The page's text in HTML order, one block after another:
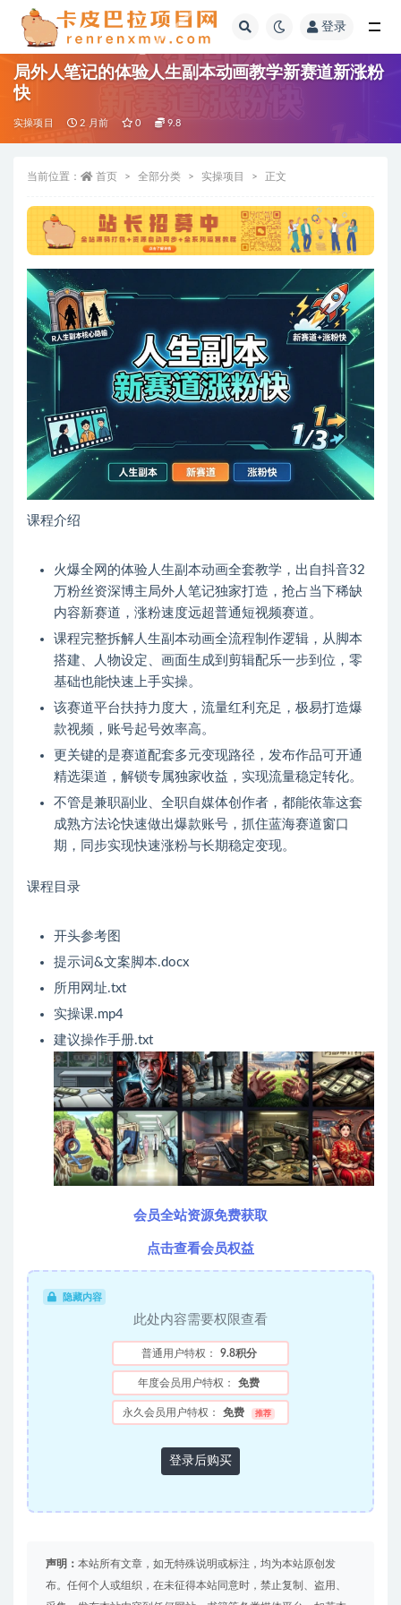
登录
局外人笔记的体验人生副本动画教学新赛道新涨粉
快
实操项目 2 月前 0 9.8
当前位置： 首页 全部分类 实操项目 正文
课程介绍
火爆全网的体验人生副本动画全套教学，出自抖音32
万粉丝资深博主局外人笔记独家打造，抢占当下稀缺
内容新赛道，涨粉速度远超普通短视频赛道。
课程完整拆解人生副本动画全流程制作逻辑，从脚本
搭建、人物设定、画面生成到剪辑配乐一步到位，零
基础也能快速上手实操。
该赛道平台扶持力度大，流量红利充足，极易打造爆
款视频，账号起号效率高。
更关键的是赛道配套多元变现路径，发布作品可开通
精选渠道，解锁专属独家收益，实现流量稳定转化。
不管是兼职副业、全职自媒体创作者，都能依靠这套
成熟方法论快速做出爆款账号，抓住蓝海赛道窗口
期，同步实现快速涨粉与长期稳定变现。
课程目录
开头参考图
提示词&文案脚本.docx
所用网址.txt
实操课.mp4
建议操作手册.txt
会员全站资源免费获取
点击查看会员权益
隐藏内容
此处内容需要权限查看
普通用户特权： 9.8积分
年度会员用户特权： 免费
永久会员用户特权： 免费 推荐
登录后购买
声明： 本站所有文章，如无特殊说明或标注，均为本站原创发
布。任何个人或组织，在未征得本站同意时，禁止复制、盗用、
全部